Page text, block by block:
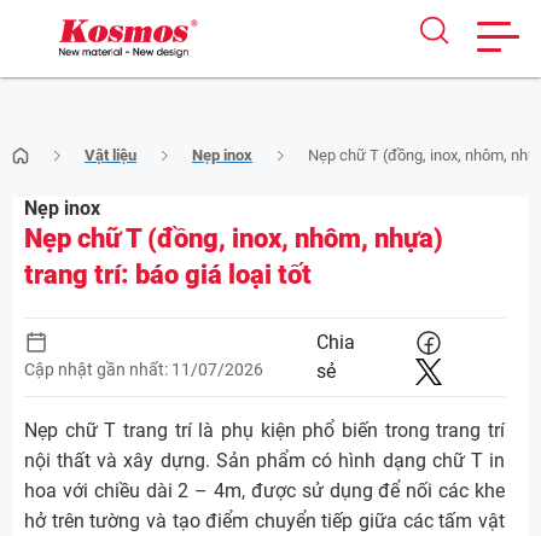
to
content
Vật liệu Nẹp inox Nẹp chữ T (đồng, inox, nhôm,
Nẹp inox
Nẹp chữ T (đồng, inox, nhôm, nhựa)
trang trí: báo giá loại tốt
Cập nhật gần nhất: 11/07/2026
Chia
sẻ
Nẹp chữ T trang trí là phụ kiện phổ biến trong trang trí
nội thất và xây dựng. Sản phẩm có hình dạng chữ T in
hoa với chiều dài 2 – 4m, được sử dụng để nối các khe
hở trên tường và tạo điểm chuyển tiếp giữa các tấm vật